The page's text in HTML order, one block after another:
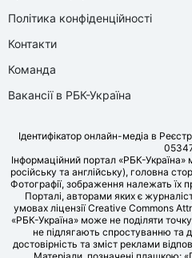
Політика конфіденційності
Контакти
Команда
Вакансії в РБК-Україна
Ідентифікатор онлайн-медіа в
Інформаційний портал «РБК-Україна»
російську та англійську), головна
Фотографії, зображення належать їх
Порталі, авторами яких є
умовах ліцензії Creative Commons
«РБК-Україна» може не поділяти
не підлягають спростуванню та
достовірність та зміст реклами